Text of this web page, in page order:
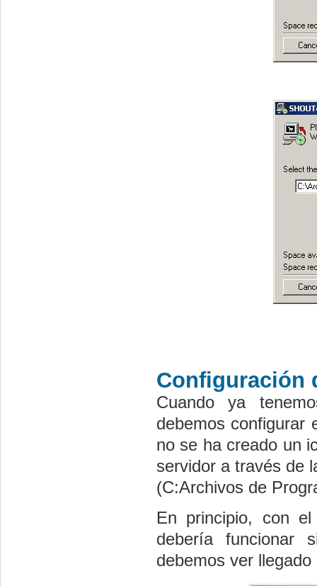
Configuración
Cuando ya
debemos configurar
no se ha creado un
servidor a través de
(C:Archivos de
En principio, con
debería funcionar
debemos ver